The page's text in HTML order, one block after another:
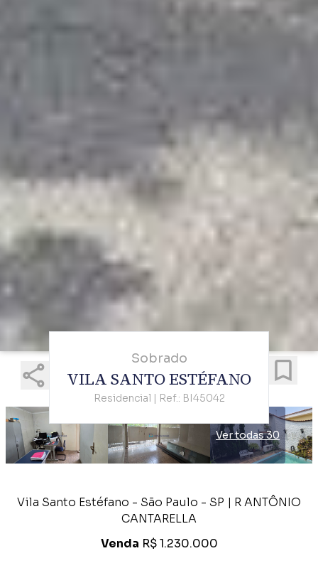
Sobrado
VILA SANTO ESTÉFANO
Residencial | Ref.: BI45042
Ver todas 30
Vila Santo Estéfano - São Paulo - SP | R ANTÔNIO
CANTARELLA
Venda R$ 1.230.000